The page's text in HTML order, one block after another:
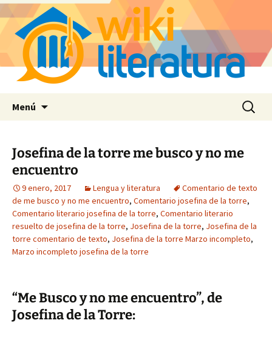
Menú Buscar:
Josefina de la torre me busco y no me
encuentro
9 enero, 2017 Lengua y literatura
Comentario de texto
de me busco y no me encuentro, Comentario josefina de la torre,
Comentario literario josefina de la torre, Comentario literario
resuelto de josefina de la torre, Josefina de la torre, Josefina de la
torre comentario de texto, Josefina de la torre Marzo incompleto,
Marzo incompleto josefina de la torre
“Me Busco y no me encuentro”, de
Josefina de la Torre: